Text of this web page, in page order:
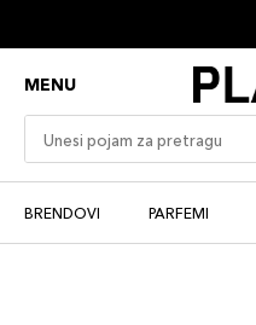
MENU
BRENDOVI PARFEMI